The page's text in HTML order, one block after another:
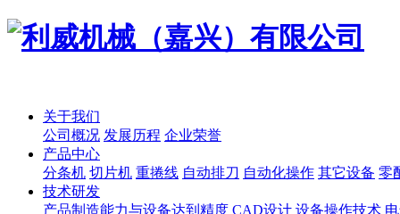
关于我们
公司概况 发展历程 企业荣誉
产品中心
分条机 切片机 重捲线 自动排刀 自动化操作 其它设备 零
技术研发
产品制造能力与设备达到精度 CAD设计 设备操作技术